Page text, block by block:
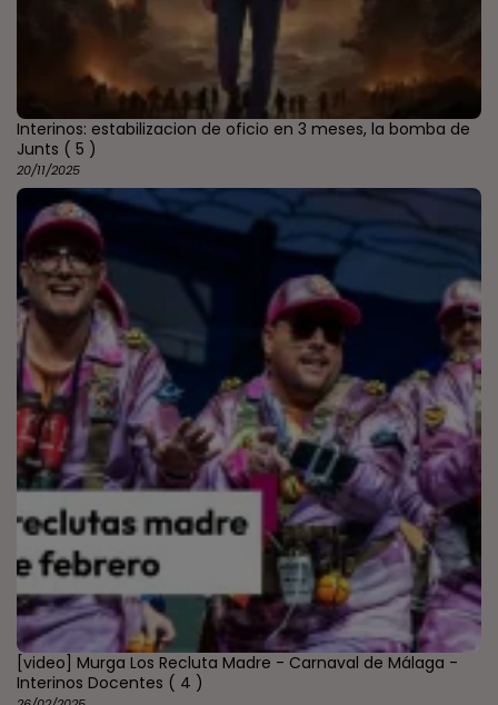
Interinos: estabilizacion de oficio en 3 meses, la bomba de
Junts ( 5 )
20/11/2025
[video] Murga Los Recluta Madre - Carnaval de Málaga -
Interinos Docentes ( 4 )